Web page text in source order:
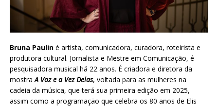
Bruna Paulin é artista, comunicadora, curadora, roteirista e
produtora cultural. Jornalista e Mestre em Comunicação, é
pesquisadora musical há 22 anos. É criadora e diretora da
mostraA Voz e a Vez Delas, voltada para as mulheres na
cadeia da música, que terá sua primeira edição em 2025,
assim como a programação que celebra os 80 anos de Elis